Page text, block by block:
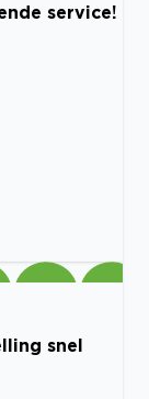
service!
snel